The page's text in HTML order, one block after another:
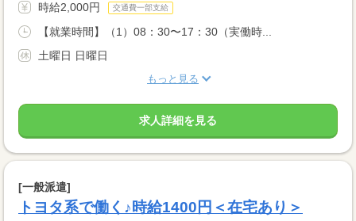
時給2,000円 交通費一部支給
【就業時間】（1）08：30〜17：30（実働時...
土曜日 日曜日
もっと見る
求人詳細を見る
[一般派遣]
トヨタ系で働く♪時給1400円＜在宅あり＞